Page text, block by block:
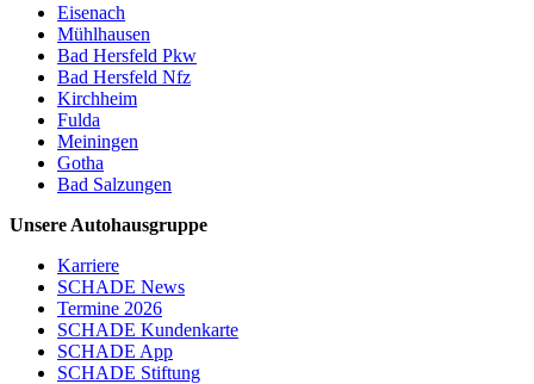
Eisenach
Mühlhausen
Bad Hersfeld Pkw
Bad Hersfeld Nfz
Kirchheim
Fulda
Meiningen
Gotha
Bad Salzungen
Unsere Autohausgruppe
Karriere
SCHADE News
Termine 2026
SCHADE Kundenkarte
SCHADE App
SCHADE Stiftung